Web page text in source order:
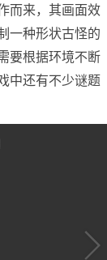
而来，其画面效
一种形状古怪的
要根据环境不断
中还有不少谜题